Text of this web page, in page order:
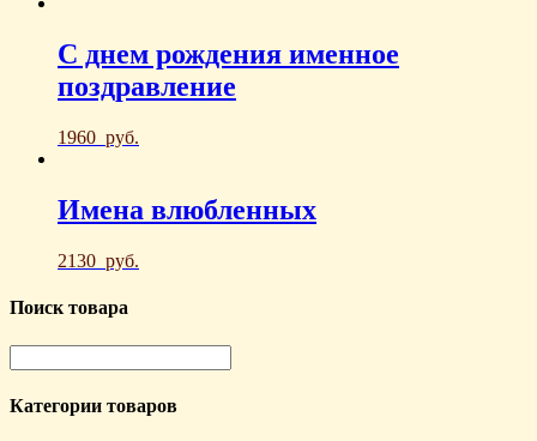
С днем рождения именное
поздравление
1960 руб.
Имена влюбленных
2130 руб.
Поиск товара
Категории товаров